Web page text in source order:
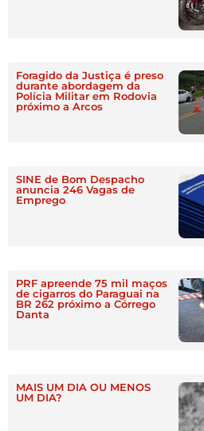
Foragido da Justiça é preso
durante abordagem da
Polícia Militar em Rodovia
próximo a Arcos
SINE de Bom Despacho
anuncia 246 Vagas de
Emprego
PRF apreende 75 mil maços
de cigarros do Paraguai na
BR 262 próximo a Córrego
Danta
MAIS UM DIA OU MENOS
UM DIA?